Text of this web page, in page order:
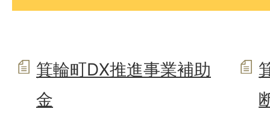
箕輪町DX推進事業補助
金